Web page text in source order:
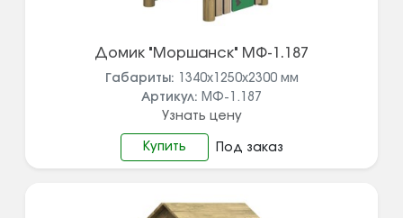
Домик "Моршанск" МФ-1.187
Габариты: 1340x1250x2300 мм
Артикул: МФ-1.187
Узнать цену
Купить Под заказ